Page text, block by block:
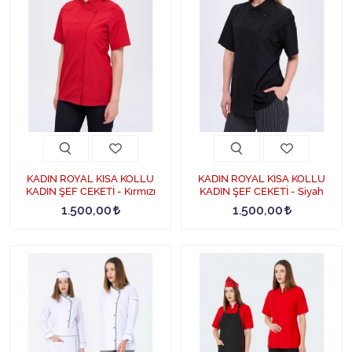
Özel Tasarım Aşçı Kıyafetleri
Yemek salonu, lokanta ve restoran sahipleri ve çalışanlarının ihtiyacını
karşılayan ürünler bulunmaktadır. Diğer bir mutfak giysisi olarak
sıklıkla kullanılan aşçı gömleği ve diğer mutfak giysilerinde talep
edilmesi halinde farklı özel tasarımlarımızla ürün yelpazemiz
bulunmaktadır.
Yazlık ve kışlık ürünlerimizle birlikte yaka ve kolların farklı tasarımları
yanında kumaş temizliğinin rahat olması ve leke tutmayan kumaşlarla
Bayan ve Erkek Aşçı Giysileri Online Satış Hizmetleri
Aşçı giysi ve yardımcı kıyafet satışı konusunda tüm modeller ve kumaş
ulaşmak ve satın alma işlemlerini avantajları sağlamak söz konusu
olmaktadır.
Modern aşçı kıyafetleri , mutfak ortamında çalışan aşçıların ve diğer
çalışanların güvenliğini ve sağlığını korumak için tasarlanmıştır. Bu
kıyafetler, genellikle pamuklu veya polyester gibi dayanıklı ve kolay
KADIN ROYAL KISA KOLLU
KADIN ŞEF CEKETİ - Kırmızı
1.500,00
KADIN ROYAL KISA KOLLU
KADIN ŞEF CEKETİ - Siyah
1.500,00